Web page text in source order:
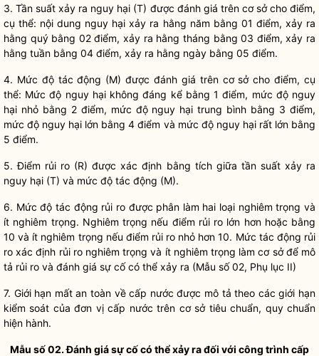
3. Tần suất xảy ra nguy hại (T) được đánh giá trên cơ sở cho điểm,
cụ thể: nội dung nguy hại xảy ra hằng năm bằng 01 điểm, xảy ra
hằng quý bằng 02 điểm, xảy ra hằng tháng bằng 03 điểm, xảy ra
hằng tuần bằng 04 điểm, xảy ra hằng ngày bằng 05 điểm.
4. Mức độ tác động (M) được đánh giá trên cơ sở cho điểm, cụ
thể: Mức độ nguy hại không đáng kể bằng 1 điểm, mức độ nguy
hại nhỏ bằng 2 điểm, mức độ nguy hại trung bình bằng 3 điểm,
mức độ nguy hại lớn bằng 4 điểm và mức độ nguy hại rất lớn bằng
5 điểm.
5. Điểm rủi ro (R) được xác định bằng tích giữa tần suất xảy ra
nguy hại (T) và mức độ tác động (M).
6. Mức độ tác động rủi ro được phân làm hai loại nghiêm trọng và
ít nghiêm trọng. Nghiêm trọng nếu điểm rủi ro lớn hơn hoặc bằng
10 và ít nghiêm trọng nếu điểm rủi ro nhỏ hơn 10. Mức tác động rủi
ro xác định rủi ro nghiêm trọng và ít nghiêm trọng làm cơ sở để mô
tả rủi ro và đánh giá sự cố có thể xảy ra (Mẫu số 02, Phụ lục II)
7. Giới hạn mất an toàn về cấp nước được mô tả theo các giới hạn
kiểm soát củađơn vị cấp nước trên cơ sở tiêu chuẩn, quy chuẩn
hiện hành.
Mẫu số 02. Đánh giá sự cố có thể xảy ra đối với công trình cấp